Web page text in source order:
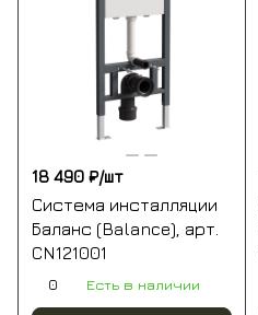
18 490 ₽/шт
Система инсталляции
Баланс (Balance), арт.
CN121001
0 Есть в наличии